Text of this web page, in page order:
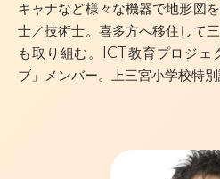
キャナなど様々な機器で地形図
士／技術士。喜多方へ移住して
も取り組む。ICT教育プロジェ
ブ」メンバー。上三宮小学校特別